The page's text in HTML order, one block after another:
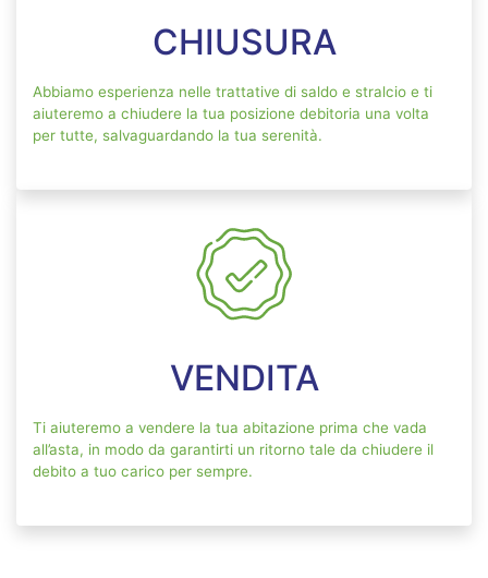
CHIUSURA
Abbiamo esperienza nelle trattative di saldo e stralcio e ti
aiuteremo a chiudere la tua posizione debitoria una volta
per tutte, salvaguardando la tua serenità.
VENDITA
Ti aiuteremo a vendere la tua abitazione prima che vada
all’asta, in modo da garantirti un ritorno tale da chiudere il
debito a tuo carico per sempre.